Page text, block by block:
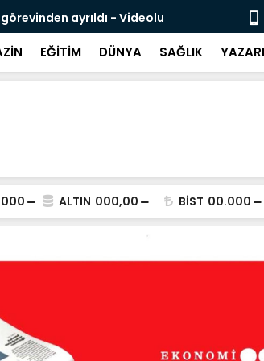
görevinden ayrıldı - Videolu
Cevdet
EĞİTİM DÜNYA SAĞLIK
ALTIN 000,00 BİST 00.000